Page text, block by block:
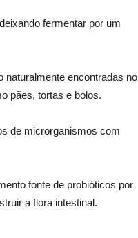
fermentar por um
naturalmente encontradas no
pães, tortas e bolos.
de microrganismos com
fonte de probióticos por
a flora intestinal.